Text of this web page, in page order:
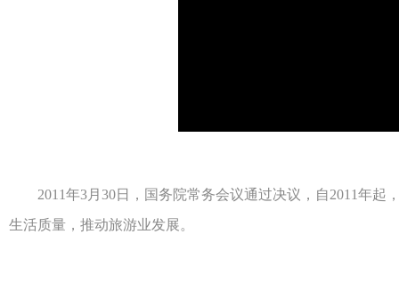
2011年3月30日，国务院常务会议通过决议，自2011年起
生活质量，推动旅游业发展。